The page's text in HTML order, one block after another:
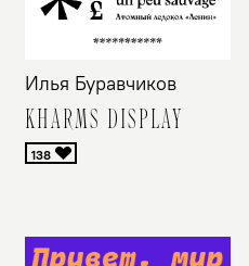
Илья Буравчиков
KHARMS DISPLAY